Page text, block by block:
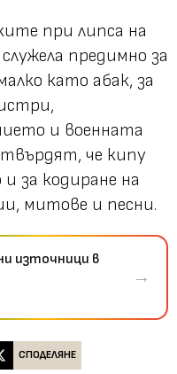
при липса на
предимно за
като абак, за
и военната
твърдят, че кипу
за кодиране на
митове и песни.
източници в
→
СПОДЕЛЯНЕ